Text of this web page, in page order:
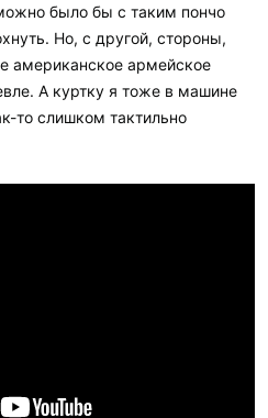
было бы с таким пончо
Но, с другой, стороны,
американское армейское
А куртку я тоже в машине
то слишком тактильно